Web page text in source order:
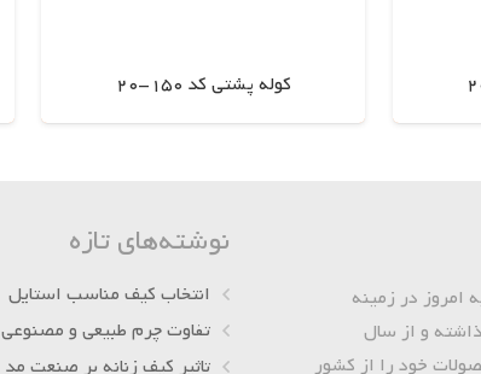
کوله پشتی کد 150-20
اطلاعات بیشتر
از سال 1367 تا به امروز در زمینه
و از سال
خود را از کشور
نوشته‌های تازه
انتخاب کیف مناسب استایل
تفاوت چرم طبیعی و مصنوعی
تاثیر کیف زنانه بر صنعت مد